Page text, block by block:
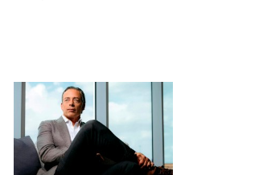
согласовал проект планировки.